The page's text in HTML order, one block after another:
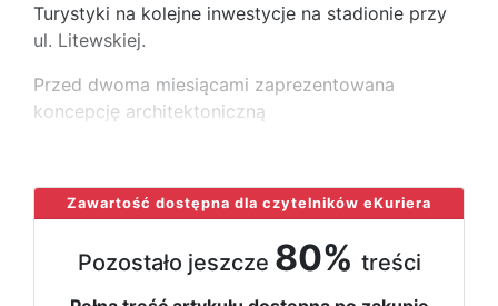
Turystyki na kolejne inwestycje na stadionie przy
ul. Litewskiej.
Przed dwoma miesiącami zaprezentowana
koncepcję architektoniczną
Zawartość dostępna dla czytelników eKuriera
Pozostało jeszcze 80% treści